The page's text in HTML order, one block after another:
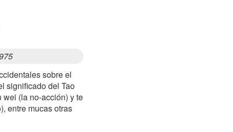
sobre el
significado del Tao
wei (la no-acción) y te
entre mucas otras